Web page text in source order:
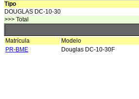
Tipo
DOUGLAS DC-10-30
>>> Total
Matrícula Modelo
PR-BME
Douglas DC-10-30F